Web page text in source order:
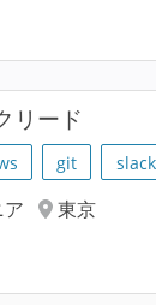
リード
git slack
東京